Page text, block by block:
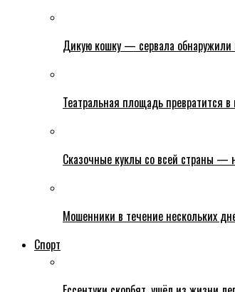
Дикую кошку — сервала обнаружили
Театральная площадь превратится
Сказочные куклы со всей страны —
Мошенники в течение нескольких
Спорт